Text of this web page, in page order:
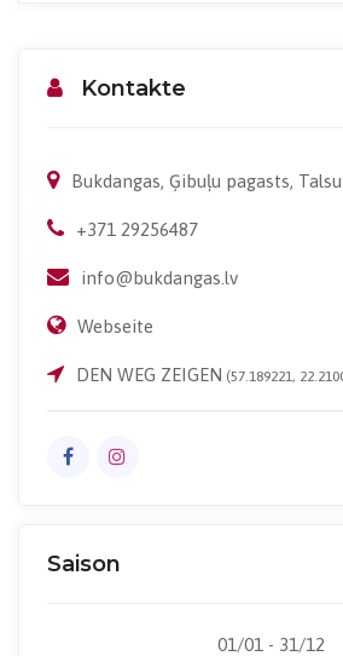
Kontakte
Bukdangas, Ģibuļu pagasts,
+371 29256487
info@bukdangas.lv
Webseite
DEN WEG ZEIGEN (57.189221,
Saison
01/01 - 31/12